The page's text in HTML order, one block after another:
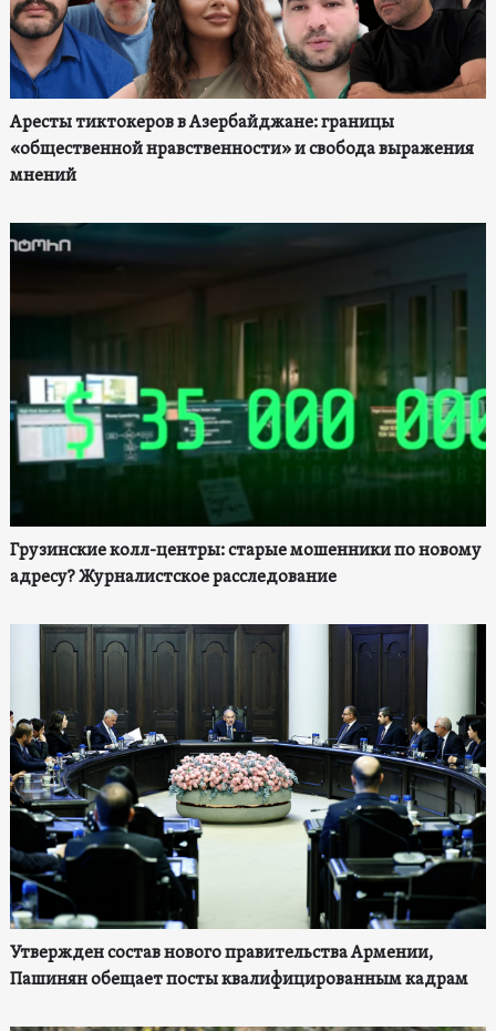
Аресты тиктокеров в Азербайджане: границы
«общественной нравственности» и свобода выражения
мнений
Грузинские колл-центры: старые мошенники по новому
адресу? Журналистское расследование
Утвержден состав нового правительства Армении,
Пашинян обещает посты квалифицированным кадрам